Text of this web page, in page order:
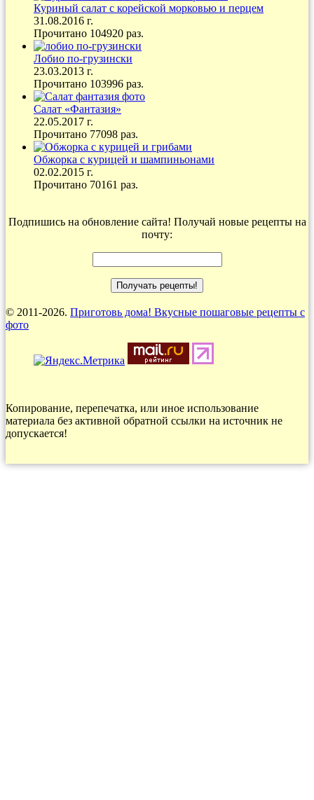
Куриный салат с корейской морковью и перцем
31.08.2016 г.
Прочитано 104920 раз.
Лобио по-грузински
23.03.2013 г.
Прочитано 103996 раз.
Салат «Фантазия»
22.05.2017 г.
Прочитано 77098 раз.
Обжорка с курицей и шампиньонами
02.02.2015 г.
Прочитано 70161 раз.
Подпишись на обновление сайта! Получай новые рецепты на
почту:
© 2011-2026. Приготовь дома! Вкусные пошаговые рецепты с
фото
Копирование, перепечатка, или иное использование
материала без активной обратной ссылки на источник не
допускается!